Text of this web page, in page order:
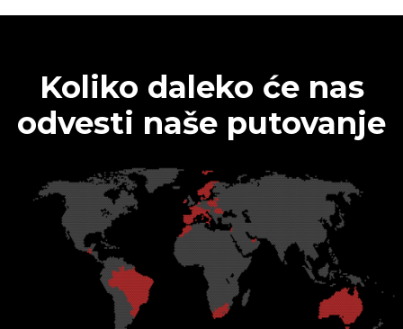
Koliko daleko će nas
odvesti naše putovanje